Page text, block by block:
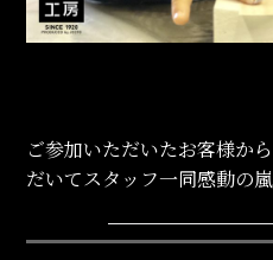
ご参加いただいたお客様か
だいてスタッフ一同感動の嵐